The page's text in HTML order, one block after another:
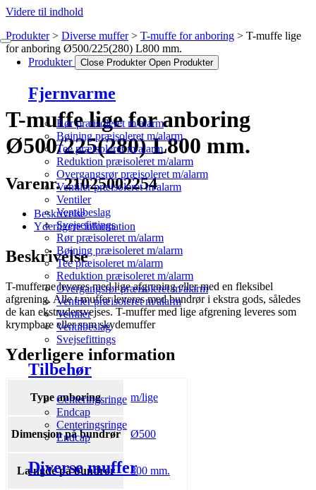
Videre til indhold
Produkter Close Produkter Open Produkter
Fjernvarme
Rør præisoleret m/alarm
Bøjning præisoleret m/alarm
Tee præisoleret m/alarm
Reduktion præisoleret m/alarm
Overgangsrør præisoleret m/alarm
Ventiler præisoleret m/alarm
Ventiler
Ventilbeslag
Svejsefittings
Rør præisoleret m/alarm
Bøjning præisoleret m/alarm
Tee præisoleret m/alarm
Reduktion præisoleret m/alarm
Overgangsrør præisoleret m/alarm
Ventiler præisoleret m/alarm
Ventiler
Ventilbeslag
Svejsefittings
Tilbehør
Centeringsringe
Endcap
Centeringsringe
Endcap
Diverse muffer
Produkter Diverse muffer T-muffe for anboring
T-muffe lige
for anboring Ø500/225(280) L800 mm.
T-muffe lige for anboring
Ø500/225(280) L800 mm.
Varenr. 21025002254
Beskrivelse
Yderligere information
Beskrivelse
T-mufferne leveres med lige afgrening eller med en fleksibel
afgrening. Alle t-muffer leveres med bundrør i ekstra gods, således
de kan ekstrudersvejses. T-muffer med lige afgrening leveres som
krympbare eller som skydemuffer
Yderligere information
Type anboring m/lige
Dimension på bundrør Ø500
Længde på bundrør 800 mm.